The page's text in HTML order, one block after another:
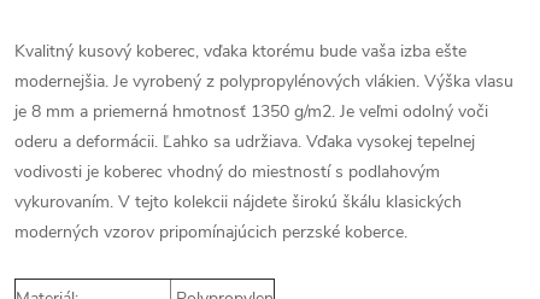
Kvalitný kusový koberec, vďaka ktorému bude vaša izba ešte
modernejšia. Je vyrobený z polypropylénových vlákien. Výška vlasu
je 8 mm a priemerná hmotnosť 1350 g/m2. Je veľmi odolný voči
oderu a deformácii. Ľahko sa udržiava. Vďaka vysokej tepelnej
vodivosti je koberec vhodný do miestností s podlahovým
vykurovaním. V tejto kolekcii nájdete širokú škálu klasických
moderných vzorov pripomínajúcich perzské koberce.